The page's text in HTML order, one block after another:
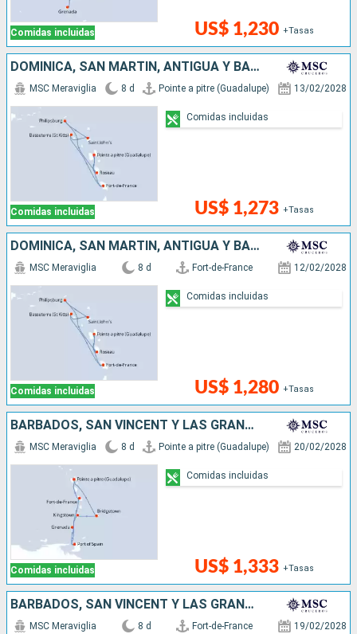
Comidas incluidas US$ 1,230 +Tasas
DOMINICA, SAN MARTÍN, ANTIGUA Y BARBUDA
Comidas incluidas
MSC Meraviglia 8 d Pointe a pitre (Guadalupe) 13/02/2028
US$ 1,273 +Tasas
Comidas incluidas
DOMINICA, SAN MARTÍN, ANTIGUA Y BARBUDA
Comidas incluidas
MSC Meraviglia 8 d Fort-de-France 12/02/2028
US$ 1,280 +Tasas
Comidas incluidas
BARBADOS, SAN VINCENT Y LAS GRANADINAS, TRINIDAD Y TOBAGO, GRENADA
Comidas incluidas
MSC Meraviglia 8 d Pointe a pitre (Guadalupe) 20/02/2028
US$ 1,333 +Tasas
Comidas incluidas
BARBADOS, SAN VINCENT Y LAS GRANADINAS, TRINIDAD Y TOBAGO, GRENADA
MSC Meraviglia 8 d Fort-de-France 19/02/2028